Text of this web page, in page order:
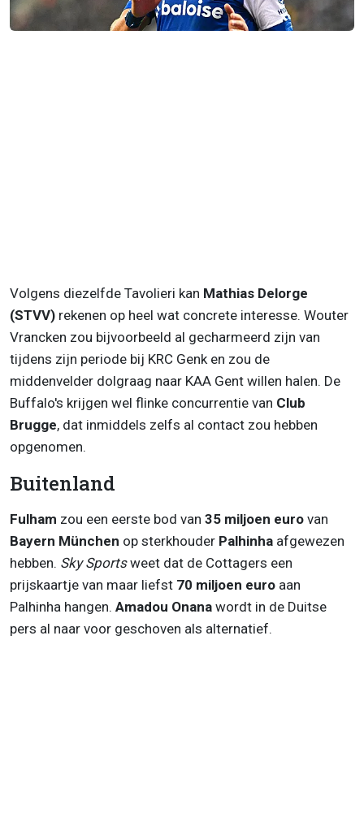
Volgens diezelfde Tavolieri kan Mathias Delorge
(STVV) rekenen op heel wat concrete interesse. Wouter
Vrancken zou bijvoorbeeld al gecharmeerd zijn van
tijdens zijn periode bij KRC Genk en zou de
middenvelder dolgraag naar KAA Gent willen halen. De
Buffalo's krijgen wel flinke concurrentie van Club
Brugge, dat inmiddels zelfs al contact zou hebben
opgenomen.
Buitenland
Fulham zou een eerste bod van 35 miljoen euro van
Bayern München op sterkhouder Palhinha afgewezen
hebben. Sky Sportsweet dat de Cottagers een
prijskaartje van maar liefst 70 miljoen euro aan
Palhinha hangen. Amadou Onana wordt in de Duitse
pers al naar voor geschoven als alternatief.